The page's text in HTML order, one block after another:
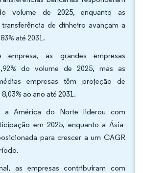
volume de 2025, enquanto as
de dinheiro avançam a
até 2031.
as grandes empresas
do volume de 2025, mas as
empresas têm projeção de
ao ano até 2031.
a América do Norte liderou com
em 2025, enquanto a Ásia-
para crescer a um CAGR
as empresas contribuíram com